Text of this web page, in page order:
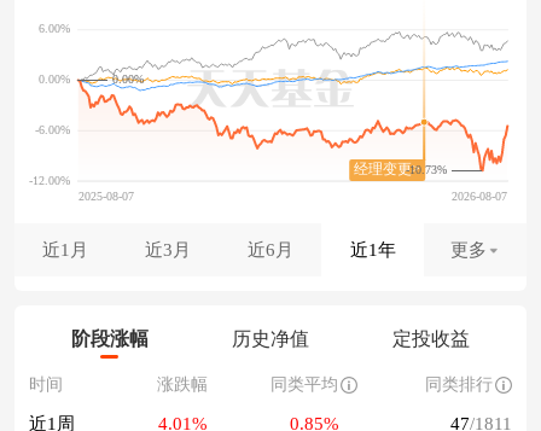
-10.73%
0.00%
近1月 近3月 近6月 近1年 更多
阶段涨幅 历史净值 定投收益
时间 涨跌幅 同类平均 同类排行
近1周 4.01% 0.85% 47/1811